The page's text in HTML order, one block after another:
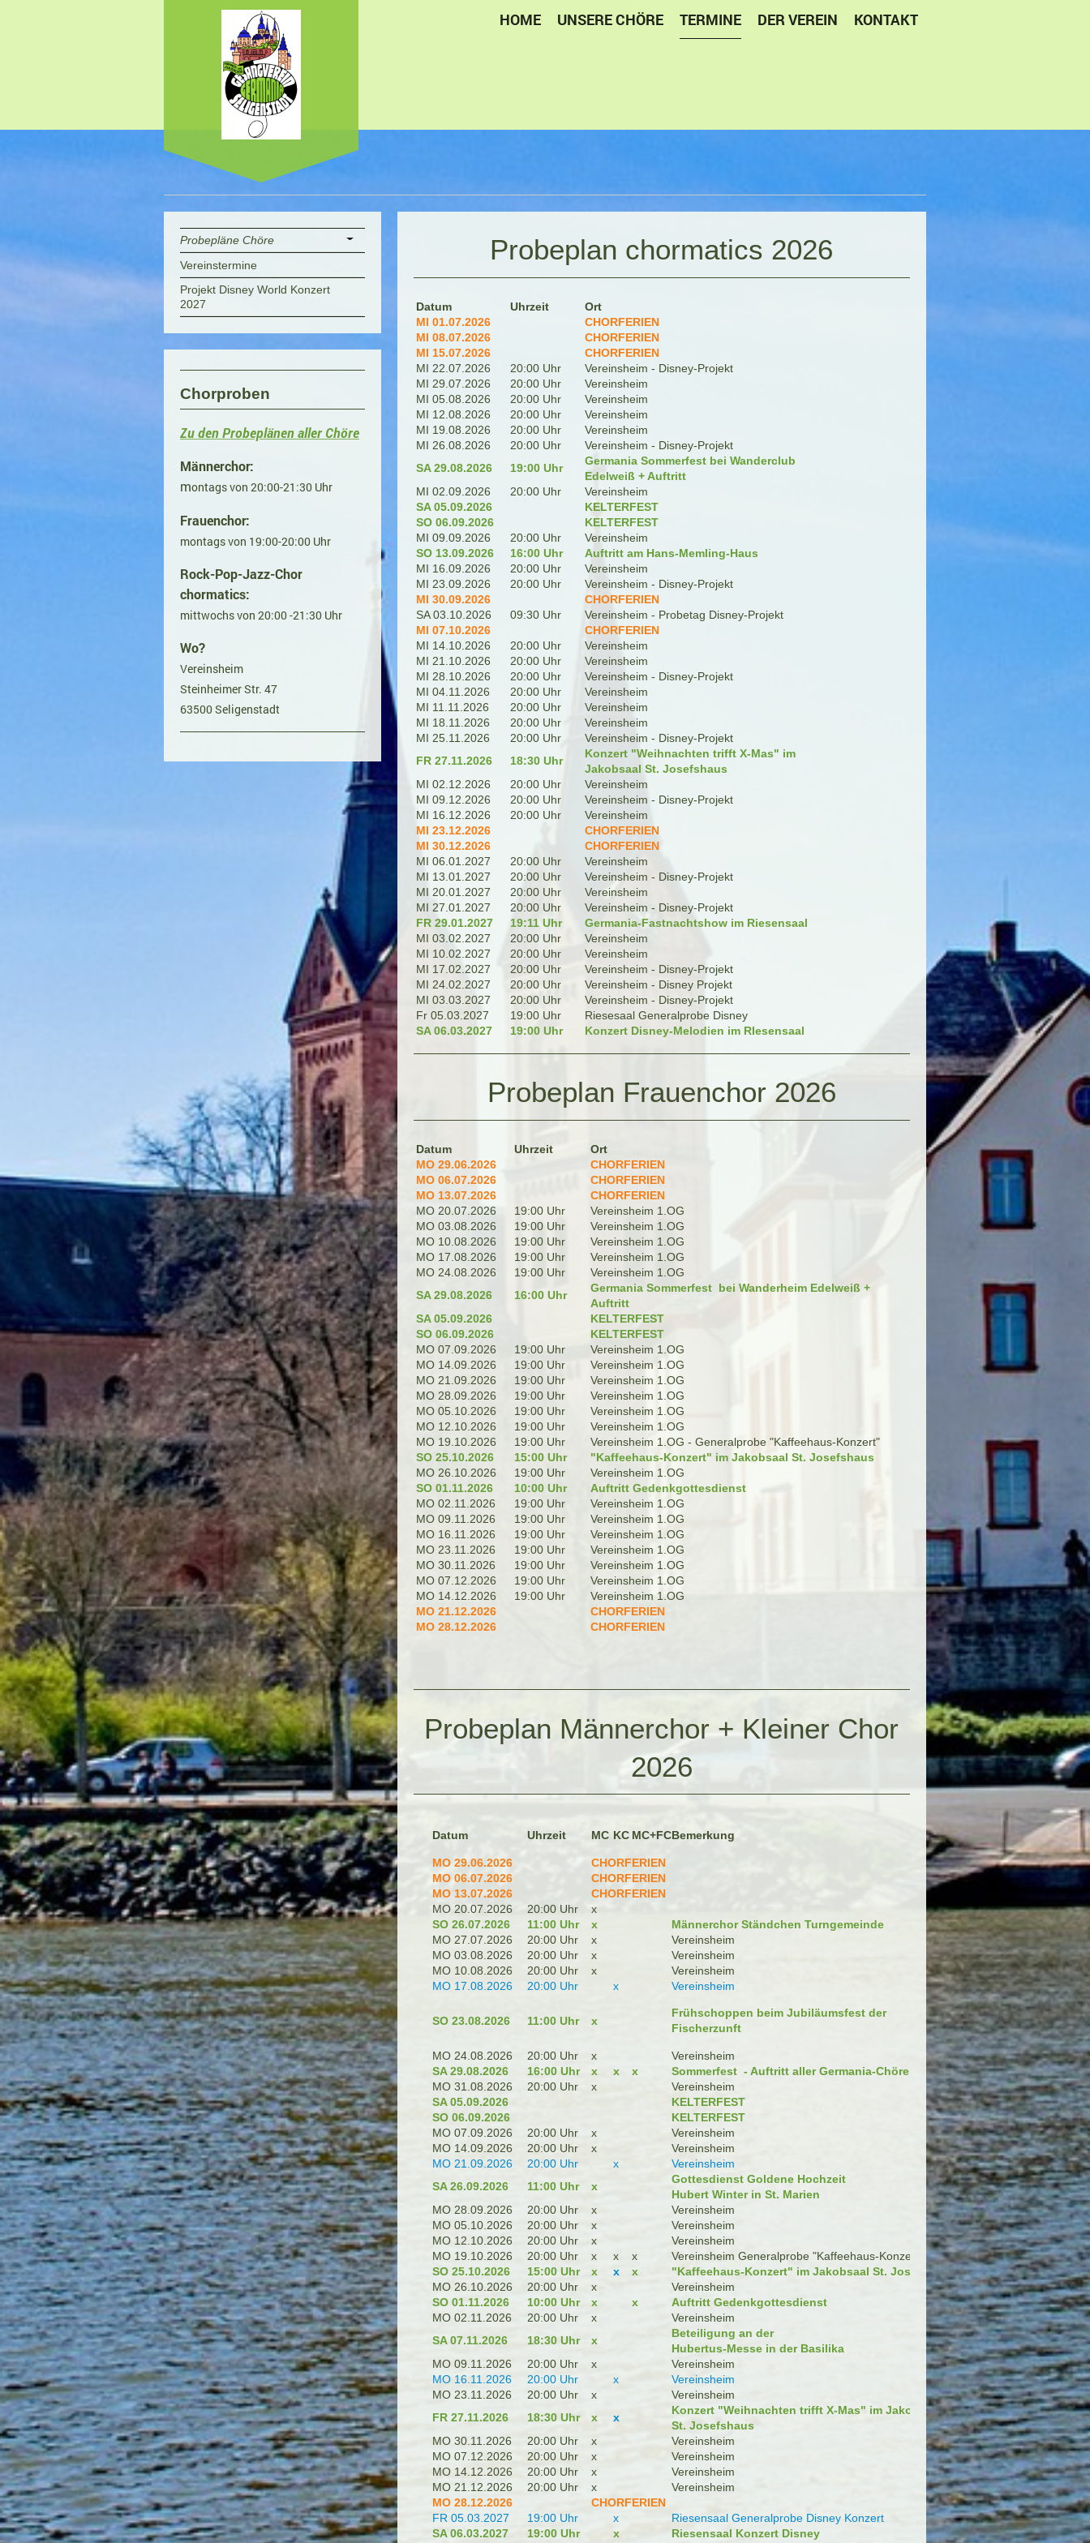
HOME UNSERE CHÖRE TERMINE DER VEREIN KONTAKT
Probeplan chormatics 2026
Datum Uhrzeit
Ort
MI 01.07.2026
CHORFERIEN
MI 08.07.2026
CHORFERIEN
MI 15.07.2026
CHORFERIEN
MI 22.07.2026
20:00 Uhr
Vereinsheim - Disney-Projekt
MI 29.07.2026
20:00 Uhr
Vereinsheim
MI 05.08.2026
20:00 Uhr
Vereinsheim
MI 12.08.2026
20:00 Uhr
Vereinsheim
MI 19.08.2026
20:00 Uhr
Vereinsheim
MI 26.08.2026
20:00 Uhr
Vereinsheim - Disney-Projekt
SA 29.08.2026
19:00 Uhr
Germania Sommerfest bei Wanderclub
Edelweiß + Auftritt
MI 02.09.2026
20:00 Uhr
Vereinsheim
SA 05.09.2026
KELTERFEST
SO 06.09.2026
KELTERFEST
MI 09.09.2026
20:00 Uhr
Vereinsheim
SO 13.09.2026
16:00 Uhr
Auftritt am Hans-Memling-Haus
MI 16.09.2026
20:00 Uhr
Vereinsheim
MI 23.09.2026
20:00 Uhr
Vereinsheim - Disney-Projekt
MI 30.09.2026
CHORFERIEN
SA 03.10.2026
09:30 Uhr
Vereinsheim - Probetag Disney-Projekt
MI 07.10.2026
CHORFERIEN
MI 14.10.2026
20:00 Uhr
Vereinsheim
MI 21.10.2026
20:00 Uhr
Vereinsheim
MI 28.10.2026
20:00 Uhr
Vereinsheim - Disney-Projekt
MI 04.11.2026
20:00 Uhr
Vereinsheim
MI 11.11.2026
20:00 Uhr
Vereinsheim
MI 18.11.2026
20:00 Uhr
Vereinsheim
MI 25.11.2026
20:00 Uhr
Vereinsheim - Disney-Projekt
FR 27.11.2026
18:30 Uhr
Konzert "Weihnachten trifft X-Mas" im
Jakobsaal St. Josefshaus
MI 02.12.2026
20:00 Uhr
Vereinsheim
MI 09.12.2026
20:00 Uhr
Vereinsheim - Disney-Projekt
MI 16.12.2026
20:00 Uhr
Vereinsheim
MI 23.12.2026
CHORFERIEN
MI 30.12.2026
CHORFERIEN
MI 06.01.2027
20:00 Uhr
Vereinsheim
MI 13.01.2027
20:00 Uhr
Vereinsheim - Disney-Projekt
MI 20.01.2027
20:00 Uhr
Vereinsheim
MI 27.01.2027
20:00 Uhr
Vereinsheim - Disney-Projekt
FR 29.01.2027
19:11 Uhr
Germania-Fastnachtshow im Riesensaal
MI 03.02.2027
20:00 Uhr
Vereinsheim
MI 10.02.2027
20:00 Uhr
Vereinsheim
MI 17.02.2027
20:00 Uhr
Vereinsheim - Disney-Projekt
MI 24.02.2027
20:00 Uhr
Vereinsheim - Disney Projekt
MI 03.03.2027
20:00 Uhr
Vereinsheim - Disney-Projekt
Fr 05.03.2027
19:00 Uhr
Riesesaal Generalprobe Disney
SA 06.03.2027
19:00 Uhr Konzert Disney-Melodien im RIesensaal
Probeplan Frauenchor 2026
Datum Uhrzeit
Ort
MO 29.06.2026
CHORFERIEN
MO 06.07.2026
CHORFERIEN
MO 13.07.2026
CHORFERIEN
MO 20.07.2026
19:00 Uhr
Vereinsheim 1.OG
MO 03.08.2026
19:00 Uhr
Vereinsheim 1.OG
MO 10.08.2026
19:00 Uhr
Vereinsheim 1.OG
MO 17.08.2026
19:00 Uhr
Vereinsheim 1.OG
MO 24.08.2026
19:00 Uhr
Vereinsheim 1.OG
SA 29.08.2026
16:00 Uhr
Germania Sommerfest bei Wanderheim Edelweiß +
Auftritt
SA 05.09.2026
KELTERFEST
SO 06.09.2026
KELTERFEST
MO 07.09.2026
19:00 Uhr
Vereinsheim 1.OG
MO 14.09.2026
19:00 Uhr
Vereinsheim 1.OG
MO 21.09.2026
19:00 Uhr
Vereinsheim 1.OG
MO 28.09.2026
19:00 Uhr
Vereinsheim 1.OG
MO 05.10.2026
19:00 Uhr
Vereinsheim 1.OG
MO 12.10.2026
19:00 Uhr
Vereinsheim 1.OG
MO 19.10.2026
19:00 Uhr
Vereinsheim 1.OG - Generalprobe "Kaffeehaus-Konzert"
SO 25.10.2026
15:00 Uhr
"Kaffeehaus-Konzert" im Jakobsaal St. Josefshaus
MO 26.10.2026
19:00 Uhr
Vereinsheim 1.OG
SO 01.11.2026
10:00 Uhr
Auftritt Gedenkgottesdienst
MO 02.11.2026
19:00 Uhr
Vereinsheim 1.OG
MO 09.11.2026
19:00 Uhr
Vereinsheim 1.OG
MO 16.11.2026
19:00 Uhr
Vereinsheim 1.OG
MO 23.11.2026
19:00 Uhr
Vereinsheim 1.OG
MO 30.11.2026
19:00 Uhr
Vereinsheim 1.OG
MO 07.12.2026
19:00 Uhr
Vereinsheim 1.OG
MO 14.12.2026
19:00 Uhr
Vereinsheim 1.OG
MO 21.12.2026
CHORFERIEN
MO 28.12.2026
CHORFERIEN
Probeplan Männerchor + Kleiner Chor
2026
Datum Uhrzeit MC KC MC+FCBemerkung
MO 29.06.2026
CHORFERIEN
MO 06.07.2026
CHORFERIEN
MO 13.07.2026
CHORFERIEN
MO 20.07.2026
20:00 Uhr
x
SO 26.07.2026
11:00 Uhr x
Männerchor Ständchen Turngemeinde
MO 27.07.2026
20:00 Uhr x
Vereinsheim
MO 03.08.2026
20:00 Uhr x
Vereinsheim
MO 10.08.2026
20:00 Uhr x
Vereinsheim
MO 17.08.2026
20:00 Uhr x Vereinsheim
SO 23.08.2026 11:00 Uhr x
Frühschoppen beim Jubiläumsfest der
Fischerzunft
MO 24.08.2026 20:00 Uhr x
Vereinsheim
SA 29.08.2026
16:00 Uhr x x x
Sommerfest - Auftritt aller Germania-Chöre
MO 31.08.2026
20:00 Uhr x
Vereinsheim
SA 05.09.2026
KELTERFEST
SO 06.09.2026
KELTERFEST
MO 07.09.2026
20:00 Uhr x
Vereinsheim
MO 14.09.2026
20:00 Uhr x
Vereinsheim
MO 21.09.2026
20:00 Uhr x
Vereinsheim
SA 26.09.2026
11:00 Uhr x
Gottesdienst Goldene Hochzeit
Hubert Winter in St. Marien
MO 28.09.2026
20:00 Uhr x
Vereinsheim
MO 05.10.2026
20:00 Uhr x
Vereinsheim
MO 12.10.2026
20:00 Uhr x
Vereinsheim
MO 19.10.2026
20:00 Uhr x x x
Vereinsheim Generalprobe "Kaffeehaus-Konzert"
SO 25.10.2026
15:00 Uhr x x x
"Kaffeehaus-Konzert" im Jakobsaal St. Josefshaus
MO 26.10.2026
20:00 Uhr x
Vereinsheim
SO 01.11.2026
10:00 Uhr x x
Auftritt Gedenkgottesdienst
MO 02.11.2026
20:00 Uhr x
Vereinsheim
SA 07.11.2026
18:30 Uhr x
Beteiligung an der
Hubertus-Messe in der Basilika
MO 09.11.2026
20:00 Uhr x
Vereinsheim
MO 16.11.2026
20:00 Uhr x
Vereinsheim
MO 23.11.2026
20:00 Uhr x
Vereinsheim
FR 27.11.2026
18:30 Uhr x x
Konzert "Weihnachten trifft X-Mas" im Jakobsaal
St. Josefshaus
MO 30.11.2026
20:00 Uhr x
Vereinsheim
MO 07.12.2026
20:00 Uhr x
Vereinsheim
MO 14.12.2026
20:00 Uhr x
Vereinsheim
MO 21.12.2026
20:00 Uhr x
Vereinsheim
MO 28.12.2026
CHORFERIEN
FR 05.03.2027
19:00 Uhr x
Riesensaal Generalprobe Disney Konzert
SA 06.03.2027
19:00 Uhr x Riesensaal Konzert Disney
Probepläne Chöre
Vereinstermine
Projekt Disney World Konzert
2027
Chorproben
Zu den Probeplänen aller Chöre
Männerchor:
montags von 20:00-21:30 Uhr
Frauenchor:
montags von 19:00-20:00 Uhr
Rock-Pop-Jazz-Chor
chormatics:
mittwochs von 20:00 -21:30 Uhr
Wo?
Vereinsheim
Steinheimer Str. 47
63500 Seligenstadt